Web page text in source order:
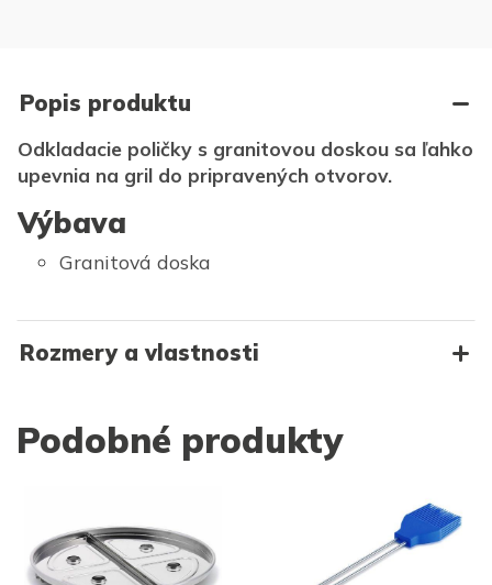
Popis produktu
Odkladacie poličky s granitovou doskou sa ľahko
upevnia na gril do pripravených otvorov.
Výbava
Granitová doska
Rozmery a vlastnosti
Podobné produkty